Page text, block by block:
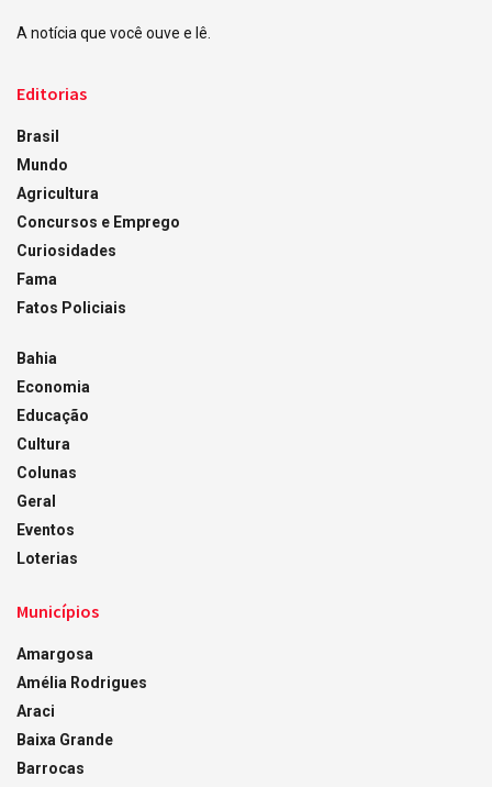
A notícia que você ouve e lê.
Editorias
Brasil
Mundo
Agricultura
Concursos e Emprego
Curiosidades
Fama
Fatos Policiais
Bahia
Economia
Educação
Cultura
Colunas
Geral
Eventos
Loterias
Municípios
Amargosa
Amélia Rodrigues
Araci
Baixa Grande
Barrocas